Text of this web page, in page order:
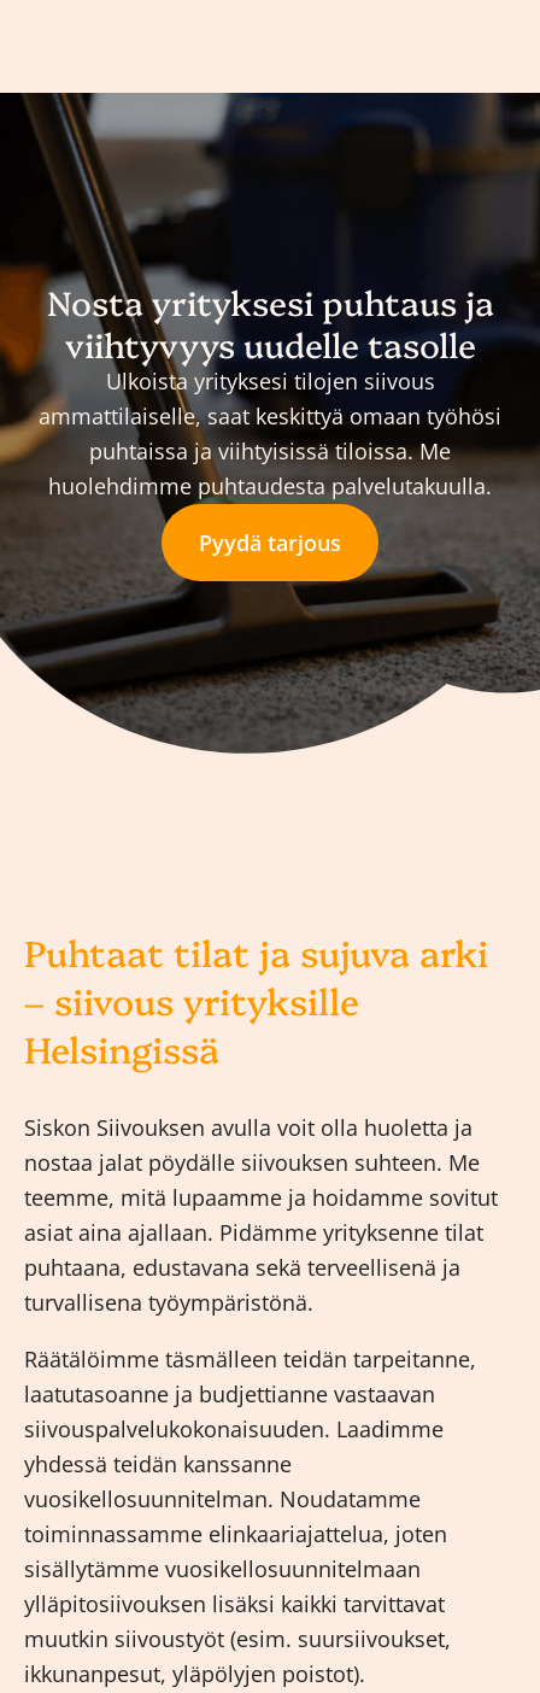
Nosta yrityksesi puhtaus ja
viihtyvyys uudelle tasolle
Ulkoista yrityksesi tilojen siivous
ammattilaiselle, saat keskittyä omaan työhösi
puhtaissa ja viihtyisissä tiloissa. Me
huolehdimme puhtaudesta palvelutakuulla.
Pyydä tarjous
Puhtaat tilat ja sujuva arki
– siivous yrityksille
Helsingissä
Siskon Siivouksen avulla voit olla huoletta ja
nostaa jalat pöydälle siivouksen suhteen. Me
teemme, mitä lupaamme ja hoidamme sovitut
asiat aina ajallaan. Pidämme yrityksenne tilat
puhtaana, edustavana sekä terveellisenä ja
turvallisena työympäristönä.
Räätälöimme täsmälleen teidän tarpeitanne,
laatutasoanne ja budjettianne vastaavan
siivouspalvelukokonaisuuden. Laadimme
yhdessä teidän kanssanne
vuosikellosuunnitelman. Noudatamme
toiminnassamme elinkaariajattelua, joten
sisällytämme vuosikellosuunnitelmaan
ylläpitosiivouksen lisäksi kaikki tarvittavat
muutkin siivoustyöt (esim. suursiivoukset,
ikkunanpesut, yläpölyjen poistot).